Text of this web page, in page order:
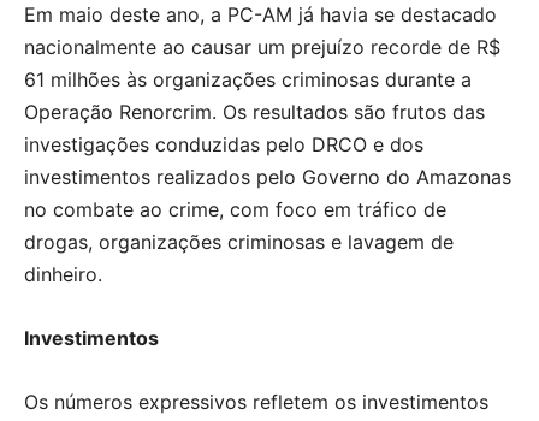
Em maio deste ano, a PC-AM já havia se destacado
nacionalmente ao causar um prejuízo recorde de R$
61 milhões às organizações criminosas durante a
Operação Renorcrim. Os resultados são frutos das
investigações conduzidas pelo DRCO e dos
investimentos realizados pelo Governo do Amazonas
no combate ao crime, com foco em tráfico de
drogas, organizações criminosas e lavagem de
dinheiro.
Investimentos
Os números expressivos refletem os investimentos